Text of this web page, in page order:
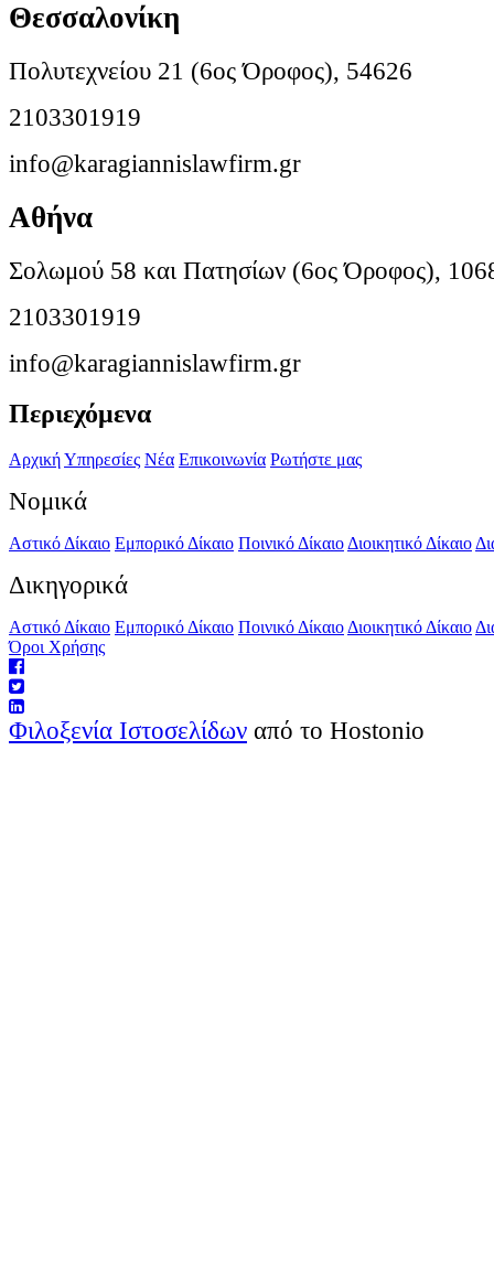
Θεσσαλονίκη
Πολυτεχνείου 21 (6ος Όροφος), 54626
2103301919
info@karagiannislawfirm.gr
Αθήνα
Σολωμού 58 και Πατησίων (6ος Όροφος),
2103301919
info@karagiannislawfirm.gr
Περιεχόμενα
ΑρχικήΥπηρεσίες Νέα Επικοινωνία Ρωτήστε μας
Νομικά
Αστικό Δίκαιο Εμπορικό Δίκαιο Ποινικό Δίκαιο Διοικητικό Δίκαιο
Δικηγορικά
Αστικό Δίκαιο Εμπορικό Δίκαιο Ποινικό Δίκαιο Διοικητικό Δίκαιο
Όροι Χρήσης
Φιλοξενία Ιστοσελίδων από το Hostonio